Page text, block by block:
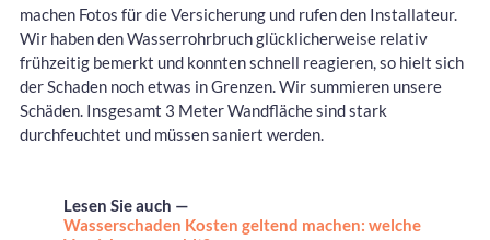
machen Fotos für die Versicherung und rufen den Installateur.
Wir haben den Wasserrohrbruch glücklicherweise relativ
frühzeitig bemerkt und konnten schnell reagieren, so hielt sich
der Schaden noch etwas in Grenzen. Wir summieren unsere
Schäden. Insgesamt 3 Meter Wandfläche sind stark
durchfeuchtet und müssen saniert werden.
Lesen Sie auch —
Wasserschaden Kosten geltend machen: welche